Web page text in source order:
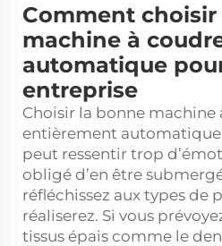
Comment
machine à
automatique
entreprise
Choisir la bonne machine
entièrement automatique
peut ressentir trop
obligé d’en être
réfléchissez aux types de
réaliserez. Si vous
tissus épais comme le